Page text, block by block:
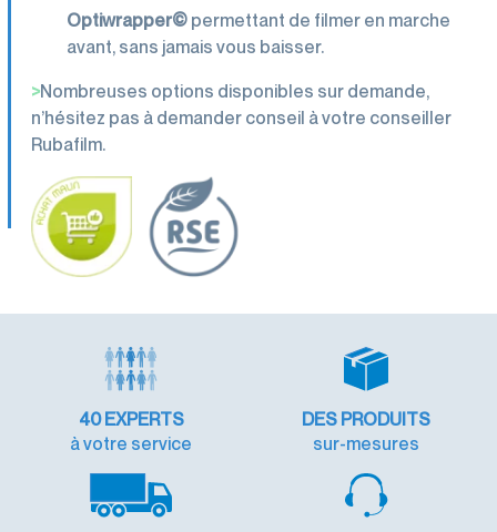
Optiwrapper© permettant de filmer en marche
avant, sans jamais vous baisser.
>Nombreuses options disponibles sur demande,
n’hésitez pas à demander conseil à votre conseiller
Rubafilm.
40 EXPERTS
à votre service
DES PRODUITS
sur-mesures